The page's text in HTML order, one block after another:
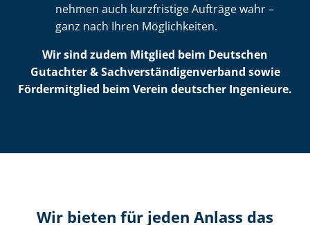
nehmen auch kurzfristige Aufträge wahr –
ganz nach Ihren Möglichkeiten.
Wir sind zudem Mitglied beim Deutschen
Gutachter & Sach­ver­stän­di­gen­ver­band sowie
Fördermitglied beim Verein deutscher Ingenieure.
Wir bieten für jeden Anlass das